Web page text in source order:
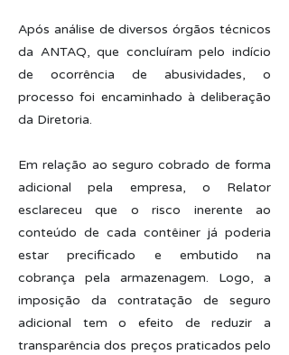
Após análise de diversos órgãos técnicos
da ANTAQ, que concluíram pelo indício
de ocorrência de abusividades, o
processo foi encaminhado à deliberação
da Diretoria.
Em relação ao seguro cobrado de forma
adicional pela empresa, o Relator
esclareceu que o risco inerente ao
conteúdo de cada contêiner já poderia
estar precificado e embutido na
cobrança pela armazenagem. Logo, a
imposição da contratação de seguro
adicional tem o efeito de reduzir a
transparência dos preços praticados pelo